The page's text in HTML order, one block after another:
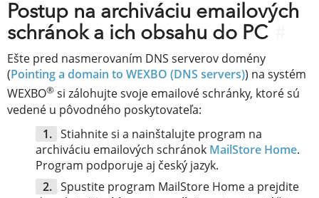
Postup na archiváciu emailových
schránok a ich obsahu do PC
Ešte pred nasmerovaním DNS serverov domény
(Pointing a domain to WEXBO (DNS servers)) na systém
WEXBO® si zálohujte svoje emailové schránky, ktoré sú
vedené u pôvodného poskytovateľa:
Stiahnite si a nainštalujte program na
archiváciu emailových schránok MailStore Home.
Program podporuje aj český jazyk.
Spustite program MailStore Home a prejdite